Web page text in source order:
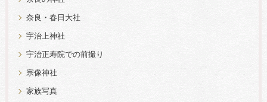
奈良・春日大社
宇治上神社
宇治正寿院での前撮り
宗像神社
家族写真